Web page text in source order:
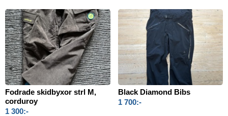
Fodrade skidbyxor strl M,
corduroy
1 300:-
Black Diamond Bibs
1 700:-